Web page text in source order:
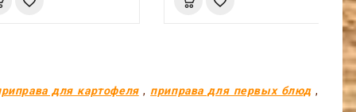
для картофеля, приправа для первых блюд,